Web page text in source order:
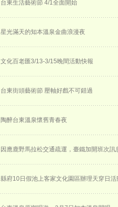
台東生活藝術節 4/1全面開始
星光滿天的知本溫泉金曲浪漫夜
文化百老匯3/13-3/15晚間活動快報
台東街頭藝術節 壓軸好戲不可錯過
陶醉台東溫泉懷舊青春夜
因應鹿野馬拉松交通疏運，臺鐵加開班次訊
縣府10日假池上客家文化園區辦理天穿日活